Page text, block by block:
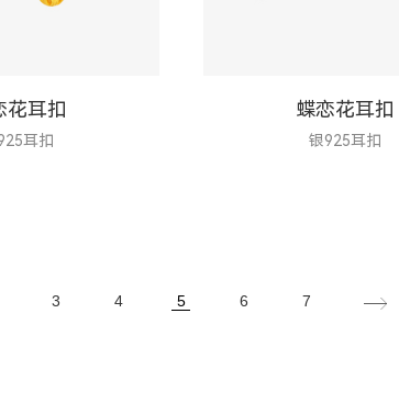
花耳扣
耳扣
蝶恋花耳扣
银925耳扣
3 4 5 6 7